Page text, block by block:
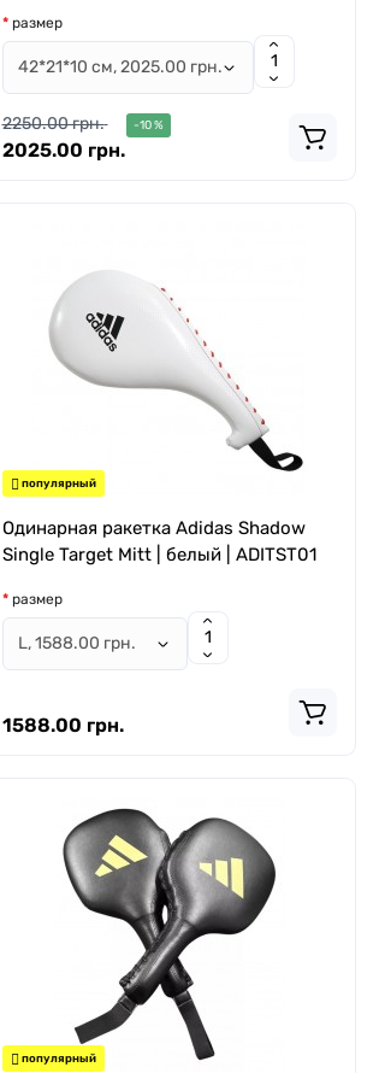
размер
2250.00 грн. -10 %
2025.00 грн.
популярный
Одинарная ракетка Adidas Shadow
Single Target Mitt | белый | ADITST01
размер
1588.00 грн.
популярный